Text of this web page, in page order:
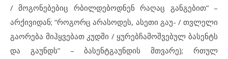
/ მოგონებებიც რბილდებოდნენ რაღაც განგებით” –
არქივიდან; “როგორც არასოდეს, ასეთი გაუ- / თვლელი
გაორება მიჰყვებათ კუდში / ყურებჩამოშვებულ ბასენტს
და გაუნდს” – ბასენტგაუნდის მთვარე); რთულ